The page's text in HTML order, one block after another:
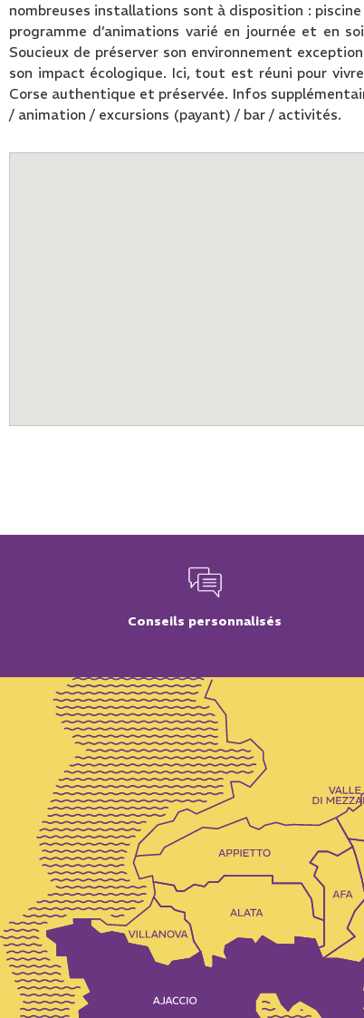
nombreuses installations sont à disposition :
programme d’animations varié en journée et en
Soucieux de préserver son environnement
son impact écologique. Ici, tout est réuni pour
Corse authentique et préservée. Infos
/ animation / excursions (payant) / bar / activités.
Conseils personnalisés